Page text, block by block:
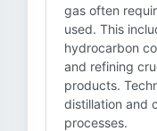
gas often
used. This
hydrocarbon
and refining
products.
distillation and
processes.